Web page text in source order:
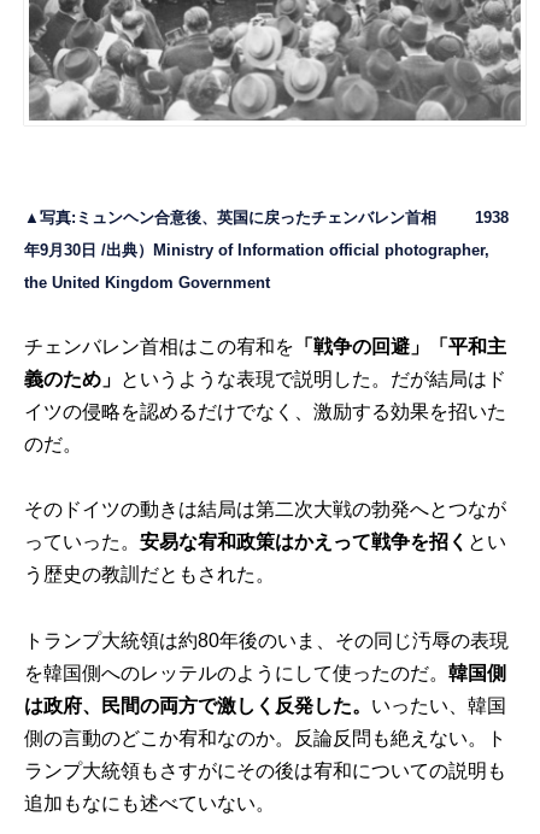
▲写真:ミュンヘン合意後、英国に戻ったチェンバレン首相 1938
年9月30日 /出典）Ministry of Information official photographer,
the United Kingdom Government
チェンバレン首相はこの宥和を 「戦争の回避」「平和主
義のため」 というような表現で説明した。だが結局はド
イツの侵略を認めるだけでなく、激励する効果を招いた
のだ。
そのドイツの動きは結局は第二次大戦の勃発へとつなが
っていった。安易な宥和政策はかえって戦争を招く とい
う歴史の教訓だともされた。
トランプ大統領は約80年後のいま、その同じ汚辱の表現
を韓国側へのレッテルのようにして使ったのだ。韓国側
は政府、民間の両方で激しく反発した。 いったい、韓国
側の言動のどこか宥和なのか。反論反問も絶えない。ト
ランプ大統領もさすがにその後は宥和についての説明も
追加もなにも述べていない。